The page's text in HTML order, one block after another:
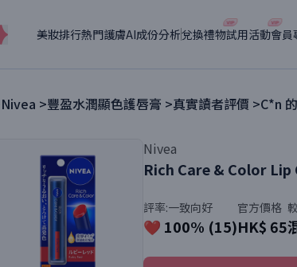
美妝排行熱門護膚AI成份分析兌換禮物試用活動會員
Nivea >豐盈水潤顯色護唇膏 >真實讀者評價 >C*n
Nivea
Rich Care & Color Lip
評率:一致向好
❤️ 100% (15)
官方價格
HK$ 65